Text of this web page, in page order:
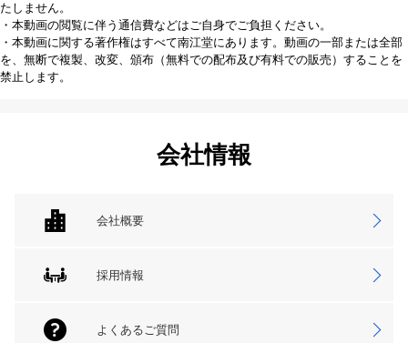
たしません。
・本動画の閲覧に伴う通信費などはご自身でご負担ください。
・本動画に関する著作権はすべて南江堂にあります。動画の一部または全部
を、無断で複製、改変、頒布（無料での配布及び有料での販売）することを
禁止します。
会社情報
会社概要
採用情報
よくあるご質問